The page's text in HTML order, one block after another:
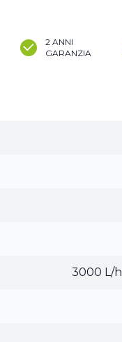
2 ANNI
GARANZIA
3000 L/